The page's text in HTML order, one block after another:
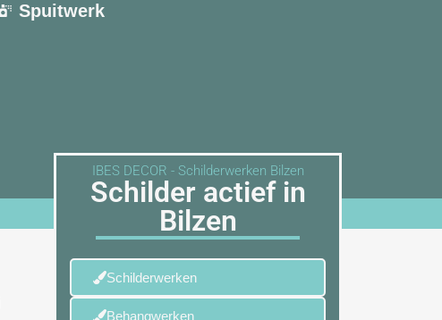
Spuitwerk
IBES DECOR - Schilderwerken Bilzen
Schilder actief in
Bilzen
Schilderwerken
Behangwerken